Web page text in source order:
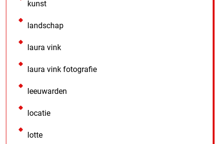
kunst
landschap
laura vink
laura vink fotografie
leeuwarden
locatie
lotte